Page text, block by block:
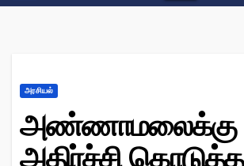
அரசியல்
அண்ணாமலைக்கு
அதிர்ச்சி கொடுத்த